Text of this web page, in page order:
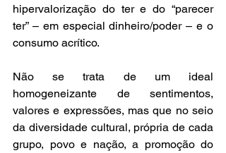
hipervalorização do ter e do “parecer
ter” – em especial dinheiro/poder – e o
consumo acrítico.
Não se trata de um ideal
homogeneizante de sentimentos,
valores e expressões, mas que no seio
da diversidade cultural, própria de cada
grupo, povo e nação, a promoção do